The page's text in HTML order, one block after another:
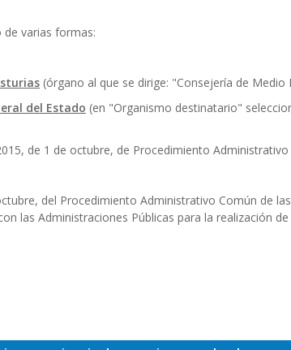
de varias formas:
(órgano al que se dirige: "Consejería de Medio
del Estado (en "Organismo destinatario"
de 1 de octubre, de Procedimiento
del Procedimiento Administrativo Común de
las Administraciones Públicas para la realización